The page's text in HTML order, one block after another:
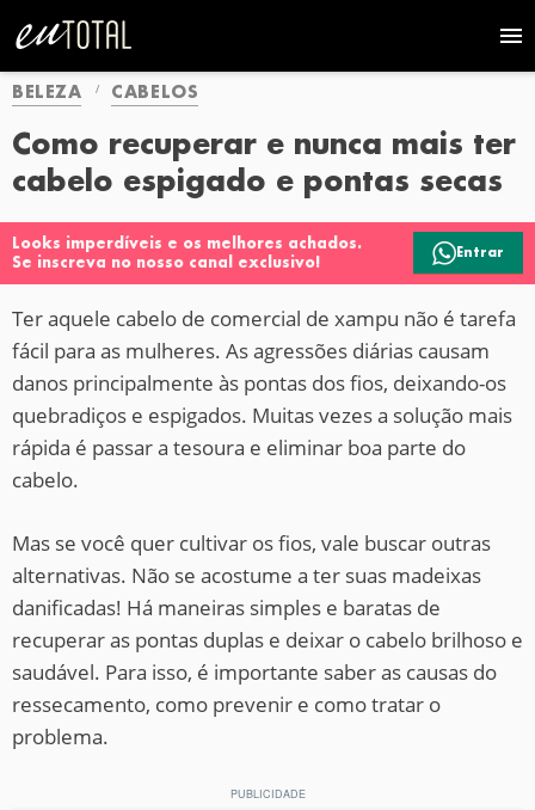
BELEZA CABELOS
Como recuperar e nunca mais ter
cabelo espigado e pontas secas
Looks imperdíveis e os melhores achados.
Se inscreva no nosso canal exclusivo!
Entrar
Ter aquele cabelo de comercial de xampu não é tarefa
fácil para as mulheres. As agressões diárias causam
danos principalmente às pontas dos fios, deixando-os
quebradiços e espigados. Muitas vezes a solução mais
rápida é passar a tesoura e eliminar boa parte do
cabelo.
Mas se você quer cultivar os fios, vale buscar outras
alternativas. Não se acostume a ter suas madeixas
danificadas! Há maneiras simples e baratas de
recuperar as pontas duplas e deixar o cabelo brilhoso e
saudável. Para isso, é importante saber as causas do
ressecamento, como prevenir e como tratar o
problema.